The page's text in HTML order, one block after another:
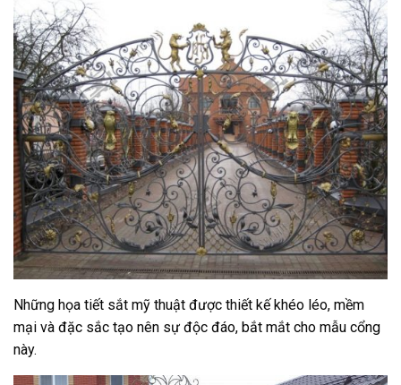
Những họa tiết sắt mỹ thuật được thiết kế khéo léo, mềm
mại và đặc sắc tạo nên sự độc đáo, bắt mắt cho mẫu cổng
này.